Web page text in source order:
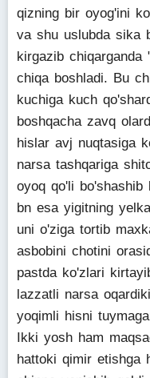
qizning bir oyog'ini
va shu uslubda sika
kirgazib chiqarganda
chiqa boshladi. Bu
kuchiga kuch
boshqacha zavq
hislar avj nuqtasiga
narsa tashqariga
oyoq qo'li bo'shashib
bn esa yigitning
uni o'ziga tortib
asbobini chotini
pastda ko'zlari
lazzatli narsa
yoqimli hisni
Ikki yosh ham
hattoki qimir etishga